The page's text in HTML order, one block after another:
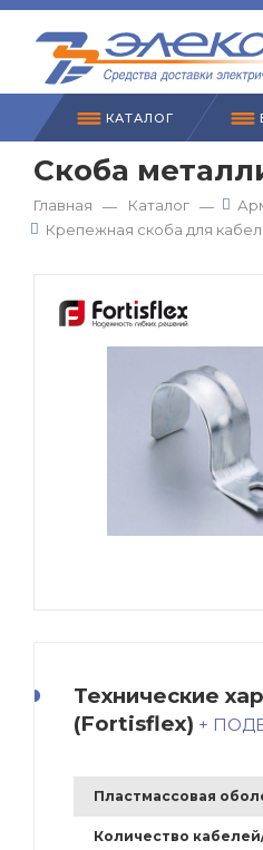
КАТАЛОГ
Скоба
Главная — Каталог —
Крепежная скоба для
Технические
(Fortisflex) +
Пластмассовая
Количество